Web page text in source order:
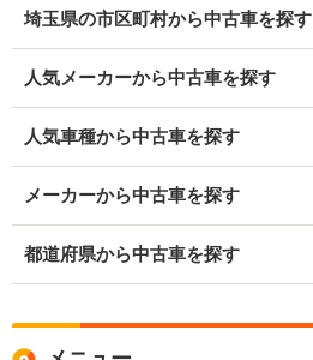
埼玉県の市区町村から中古車を探す
人気メーカーから中古車を探す
人気車種から中古車を探す
メーカーから中古車を探す
都道府県から中古車を探す